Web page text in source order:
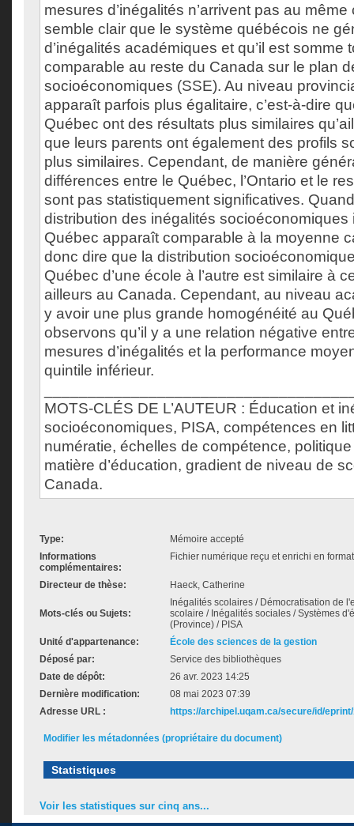
mesures d’inégalités n’arrivent pas au
semble clair que le système québécois ne
d’inégalités académiques et qu’il est somme
comparable au reste du Canada sur le plan
socioéconomiques (SSE). Au niveau
apparaît parfois plus égalitaire, c’est-à-dire
Québec ont des résultats plus similaires
que leurs parents ont également des profils
plus similaires. Cependant, de manière
différences entre le Québec, l’Ontario et le
sont pas statistiquement significatives.
distribution des inégalités socioéconomiques
Québec apparaît comparable à la moyenne
donc dire que la distribution
Québec d’une école à l’autre est similaire à
ailleurs au Canada. Cependant, au niveau
y avoir une plus grande homogénéité au
observons qu’il y a une relation négative
mesures d’inégalités et la performance
quintile inférieur.
MOTS-CLÉS DE L’AUTEUR : Éducation et
socioéconomiques, PISA, compétences en
numératie, échelles de compétence,
matière d’éducation, gradient de niveau de
Canada.
Type:
Mémoire accepté
Informations
complémentaires:
Fichier numérique reçu et enrichi en
Directeur de thèse: Haeck, Catherine
Mots-clés ou Sujets:
Inégalités scolaires / Démocratisation de
scolaire / Inégalités sociales / Systèmes
(Province) / PISA
Unité d'appartenance:
École des sciences de la gestion
Déposé par:
Service des bibliothèques
Date de dépôt:
26 avr. 2023 14:25
Dernière modification:
08 mai 2023 07:39
Adresse URL :
https://archipel.uqam.ca/secure/id/
Modifier les métadonnées (propriétaire du document)
Statistiques
Voir les statistiques sur cinq ans...